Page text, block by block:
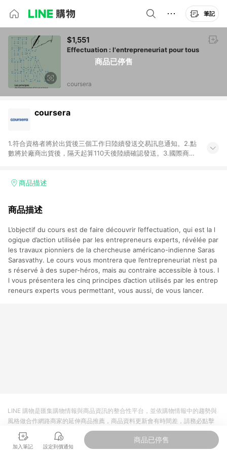
筆記
商品已停售
$1,551
Effectuation : l'entrepreneuriat pour tous
coursera
coursera
1.符合資格者將於出貨後三個工作日陸續發送交易訊息通知。2.點
數將於廠商出貨後，隔天起算110天後陸續確認發送。3.國際商家
用未授權優惠碼不符合贈點資格。6.點數發送依據及返點上限將
品加總金額），亦即點數回饋計算並非以coursera實際購買商品
分運費或稅金，可返點金額將以系統回傳金額為準 8.若於商家
App下單，不符合LINE購物導購資格。
商品描述
商品描述
L’objectif du cours est de faire découvrir l’effectuation, qui est la l
ogique d’action utilisée par les entrepreneurs experts, révélée par
les travaux pionniers de la chercheuse américano-indienne Saras
Sarasvathy. Le cours vous montrera que l’entrepreneuriat n’est pa
s réservé à des super-héros, mais au contraire accessible à tous. I
l vous présentera les cinq principes d’action utilisés par les entrep
reneurs experts vous permettant, vous aussi, de vous lancer.
加入筆記 設定到價通知
商品已停售
LINE 購物是匯集購物情報與商品資訊的整合性平台，並依購物情報中的趨勢與
風格做合作網路商家的延伸商品推薦，商品資料更新會有時間差，請務必點擊
商品至各合作網路商家，確認現售價與購物條件，一切資訊以合作廠商網頁為
準。